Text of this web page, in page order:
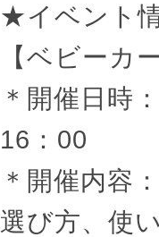
★イベント
【ベビーカ
＊開催日時
16：00
＊開催内容
選び方、使